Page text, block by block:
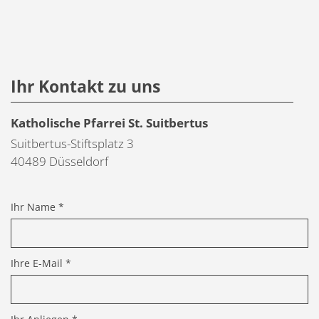
Ihr Name *
Ihre E-Mail *
Ihr Kontakt zu uns
Katholische Pfarrei St. Suitbertus
Suitbertus-Stiftsplatz 3
40489 Düsseldorf